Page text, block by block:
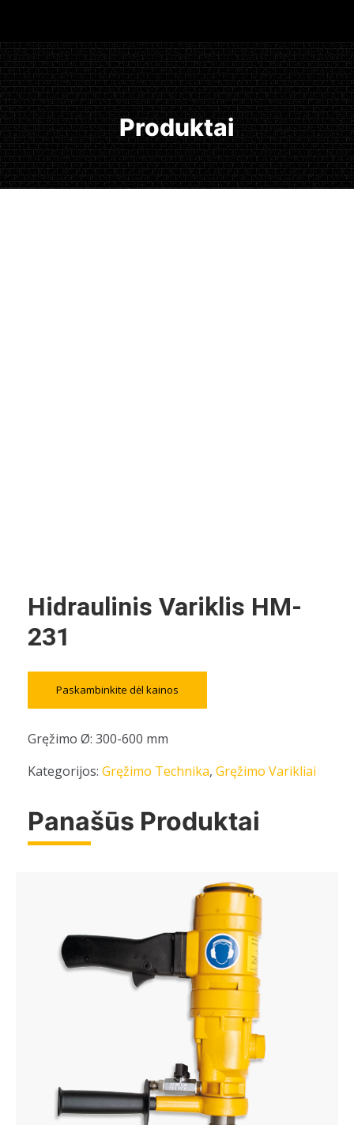
Produktai
Hidraulinis Variklis HM-
231
Paskambinkite dėl kainos
Gręžimo Ø: 300-600 mm
Kategorijos: Gręžimo Technika, Gręžimo Varikliai
Panašūs Produktai